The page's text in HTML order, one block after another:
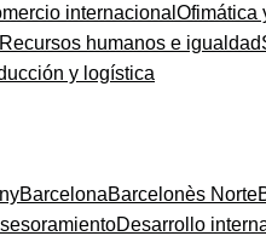
internacional Ofimática
Recursos humanos e igualdad
y logística
BarcelonaBarcelonès Norte
Desarrollo